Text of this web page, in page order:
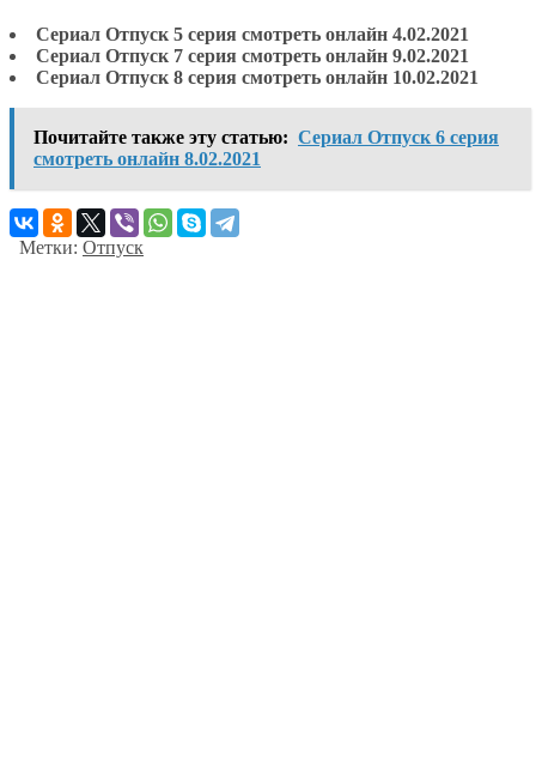
Сериал Отпуск 5 серия смотреть онлайн 4.02.2021
Сериал Отпуск 7 серия смотреть онлайн 9.02.2021
Сериал Отпуск 8 серия смотреть онлайн 10.02.2021
Почитайте также эту статью: Сериал Отпуск 6 серия
смотреть онлайн 8.02.2021
Метки: Отпуск